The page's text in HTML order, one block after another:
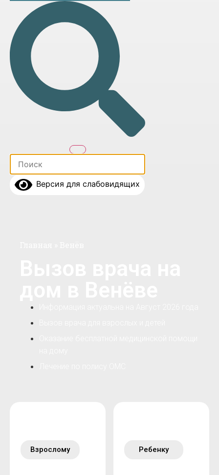
Версия для слабовидящих
Взрослому Ребенку